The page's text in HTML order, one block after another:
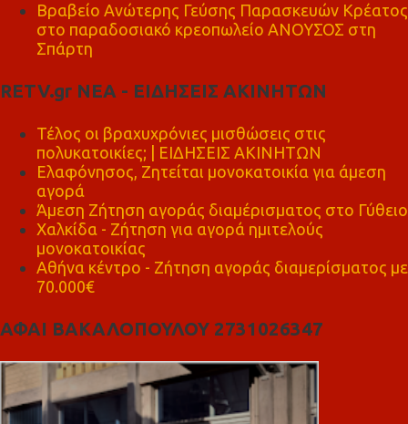
Βραβείο Ανώτερης Γεύσης Παρασκευών Κρέατος
στο παραδοσιακό κρεοπωλείο ΑΝΟΥΣΟΣ στη
Σπάρτη
RETV.gr ΝΕΑ - ΕΙΔΗΣΕΙΣ ΑΚΙΝΗΤΩΝ
Τέλος οι βραχυχρόνιες μισθώσεις στις
πολυκατοικίες; | ΕΙΔΗΣΕΙΣ ΑΚΙΝΗΤΩΝ
Ελαφόνησος, Ζητείται μονοκατοικία για άμεση
αγορά
Άμεση Ζήτηση αγοράς διαμέρισματος στο Γύθειο
Χαλκίδα - Ζήτηση για αγορά ημιτελούς
μονοκατοικίας
Αθήνα κέντρο - Ζήτηση αγοράς διαμερίσματος με
70.000€
ΑΦΑΙ ΒΑΚΑΛΟΠΟΥΛΟΥ 2731026347